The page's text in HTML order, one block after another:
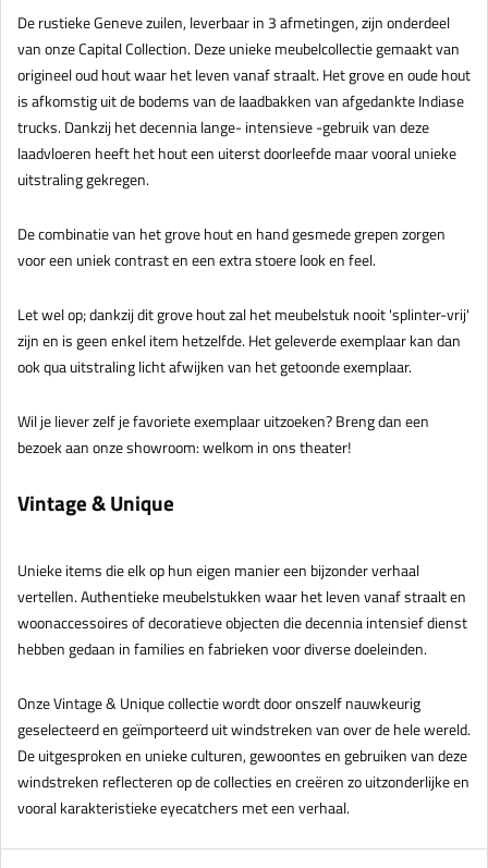
De rustieke Geneve zuilen, leverbaar in 3 afmetingen, zijn onderdeel
van onze Capital Collection. Deze unieke meubelcollectie gemaakt van
origineel oud hout waar het leven vanaf straalt. Het grove en oude hout
is afkomstig uit de bodems van de laadbakken van afgedankte Indiase
trucks. Dankzij het decennia lange- intensieve -gebruik van deze
laadvloeren heeft het hout een uiterst doorleefde maar vooral unieke
uitstraling gekregen.
De combinatie van het grove hout en hand gesmede grepen zorgen
voor een uniek contrast en een extra stoere look en feel.
Let wel op; dankzij dit grove hout zal het meubelstuk nooit 'splinter-vrij'
zijn en is geen enkel item hetzelfde. Het geleverde exemplaar kan dan
ook qua uitstraling licht afwijken van het getoonde exemplaar.
Wil je liever zelf je favoriete exemplaar uitzoeken? Breng dan een
bezoek aan onze showroom: welkom in ons theater!
Vintage & Unique
Unieke items die elk op hun eigen manier een bijzonder verhaal
vertellen. Authentieke meubelstukken waar het leven vanaf straalt en
woonaccessoires of decoratieve objecten die decennia intensief dienst
hebben gedaan in families en fabrieken voor diverse doeleinden.
Onze Vintage & Unique collectie wordt door onszelf nauwkeurig
geselecteerd en geïmporteerd uit windstreken van over de hele wereld.
De uitgesproken en unieke culturen, gewoontes en gebruiken van deze
windstreken reflecteren op de collecties en creëren zo uitzonderlijke en
vooral karakteristieke eyecatchers met een verhaal.